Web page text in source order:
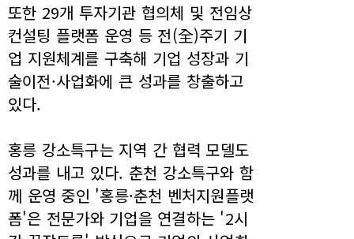
또한 29개 투자기관 협의체 및 전임상
컨설팅 플랫폼 운영 등 전(全)주기 기
업 지원체계를 구축해 기업 성장과 기
술이전·사업화에 큰 성과를 창출하고
있다.
홍릉 강소특구는 지역 간 협력 모델도
성과를 내고 있다. 춘천 강소특구와 함
께 운영 중인 '홍릉·춘천 벤처지원플랫
폼'은 전문가와 기업을 연결하는 '2시